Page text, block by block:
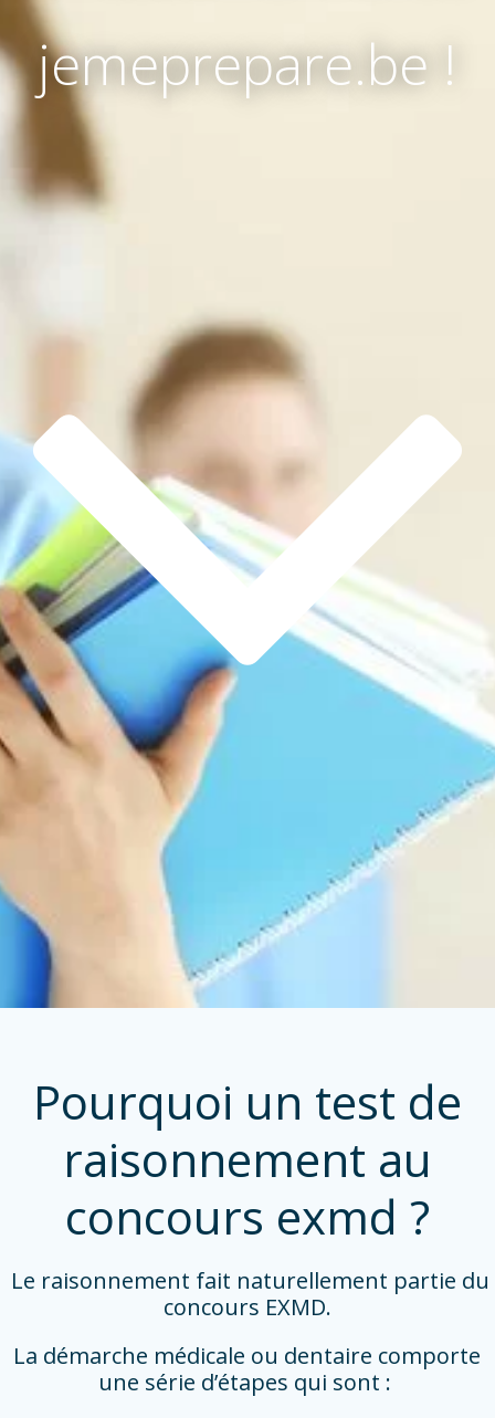
jemeprepare.be !
Pourquoi un test de
raisonnement au
concours exmd ?
Le raisonnement fait naturellement partie du
concours EXMD.
La démarche médicale ou dentaire comporte
une série d’étapes qui sont :